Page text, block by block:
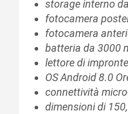
storage interno
fotocamera
fotocamera
batteria da 3000
lettore di
OS Android 8.0
connettività
dimensioni di